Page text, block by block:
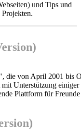
und Tips und
die von April 2001 bis
Unterstützung einiger
Plattform für